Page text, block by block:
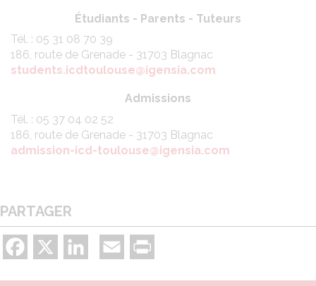
Étudiants - Parents - Tuteurs
Tél. : 05 31 08 70 39
186, route de Grenade - 31703 Blagnac
students.icdtoulouse@igensia.com
Admissions
Tél. : 05 37 04 02 52
186, route de Grenade - 31703 Blagnac
admission-icd-toulouse@igensia.com
PARTAGER
Facebook LinkedIn Email